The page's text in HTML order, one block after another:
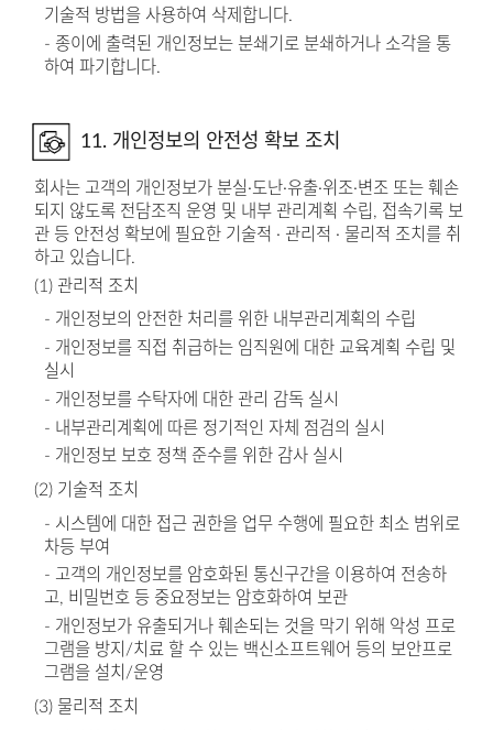
기술적 방법을 사용하여 삭제합니다.
- 종이에 출력된 개인정보는 분쇄기로 분쇄하거나 소각을 통
하여 파기합니다.
11. 개인정보의 안전성 확보 조치
회사는 고객의 개인정보가 분실·도난·유출·위조·변조 또는 훼손
되지 않도록 전담조직 운영 및 내부 관리계획 수립, 접속기록 보
관 등 안전성 확보에 필요한 기술적 · 관리적 · 물리적 조치를 취
하고 있습니다.
(1) 관리적 조치
- 개인정보의 안전한 처리를 위한 내부관리계획의 수립
- 개인정보를 직접 취급하는 임직원에 대한 교육계획 수립 및
실시
- 개인정보를 수탁자에 대한 관리 감독 실시
- 내부관리계획에 따른 정기적인 자체 점검의 실시
- 개인정보 보호 정책 준수를 위한 감사 실시
(2) 기술적 조치
- 시스템에 대한 접근 권한을 업무 수행에 필요한 최소 범위로
차등 부여
- 고객의 개인정보를 암호화된 통신구간을 이용하여 전송하
고, 비밀번호 등 중요정보는 암호화하여 보관
- 개인정보가 유출되거나 훼손되는 것을 막기 위해 악성 프로
그램을 방지/치료 할 수 있는 백신소프트웨어 등의 보안프로
그램을 설치/운영
(3) 물리적 조치